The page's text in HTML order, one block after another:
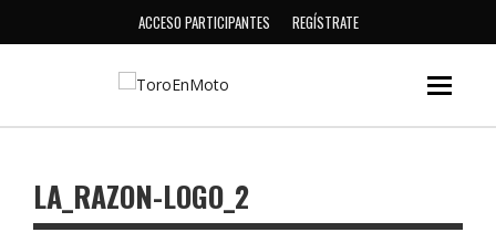
ACCESO PARTICIPANTES REGÍSTRATE
LA_RAZON-LOGO_2